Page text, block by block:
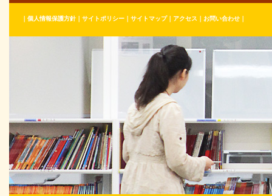
個人情報保護方針 サイトポリシー サイトマップ｜ アクセス お問い合わせ